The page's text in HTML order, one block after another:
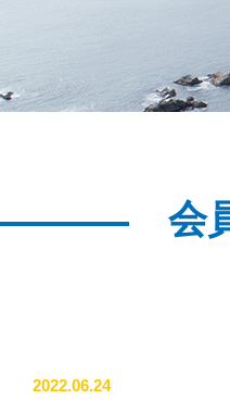
会
2022.06.24